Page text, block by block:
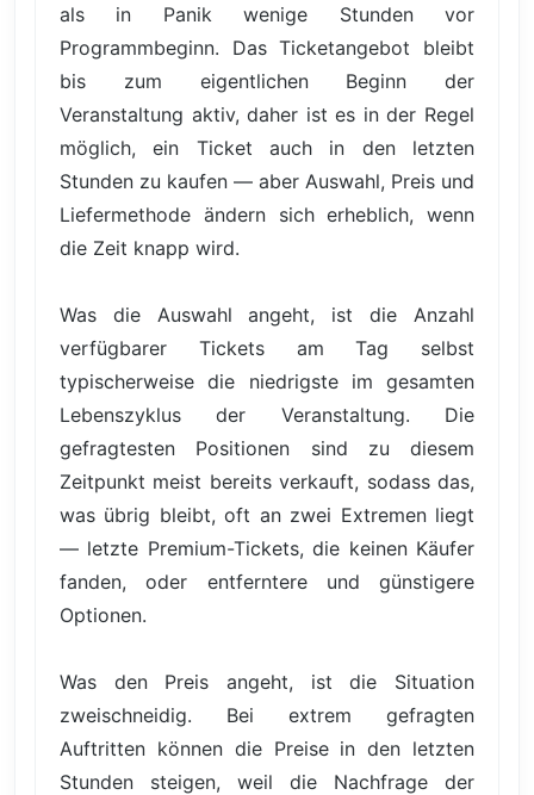
als in Panik wenige Stunden vor
Programmbeginn. Das Ticketangebot bleibt
bis zum eigentlichen Beginn der
Veranstaltung aktiv, daher ist es in der Regel
möglich, ein Ticket auch in den letzten
Stunden zu kaufen — aber Auswahl, Preis und
Liefermethode ändern sich erheblich, wenn
die Zeit knapp wird.
Was die Auswahl angeht, ist die Anzahl
verfügbarer Tickets am Tag selbst
typischerweise die niedrigste im gesamten
Lebenszyklus der Veranstaltung. Die
gefragtesten Positionen sind zu diesem
Zeitpunkt meist bereits verkauft, sodass das,
was übrig bleibt, oft an zwei Extremen liegt
— letzte Premium-Tickets, die keinen Käufer
fanden, oder entferntere und günstigere
Optionen.
Was den Preis angeht, ist die Situation
zweischneidig. Bei extrem gefragten
Auftritten können die Preise in den letzten
Stunden steigen, weil die Nachfrage der